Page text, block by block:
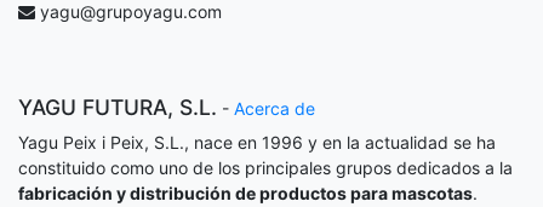
yagu@grupoyagu.com
YAGU FUTURA, S.L. - Acerca de
Yagu Peix i Peix, S.L., nace en 1996 y en la actualidad se ha
constituido como uno de los principales grupos dedicados a la
fabricación y distribución de productos para mascotas.